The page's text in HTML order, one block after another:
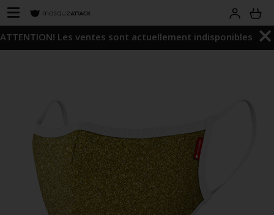
ATTENTION! Les ventes sont actuellement indisponibles